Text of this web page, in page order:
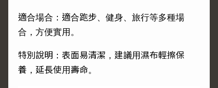
適合場合：適合跑步、健身、旅行等多種場
合，方便實用。
特別說明：表面易清潔，建議用濕布輕擦保
養，延長使用壽命。